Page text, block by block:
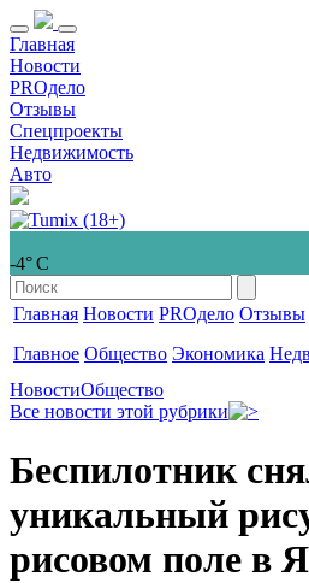
Главная
Новости
PROдело
Отзывы
Спецпроекты
Недвижимость
Авто
-4° С
Главная Новости PROдело Отзывы
Главное Общество Экономика
НовостиОбщество
Все новости этой рубрики
Беспилотник
уникальный
рисовом поле в